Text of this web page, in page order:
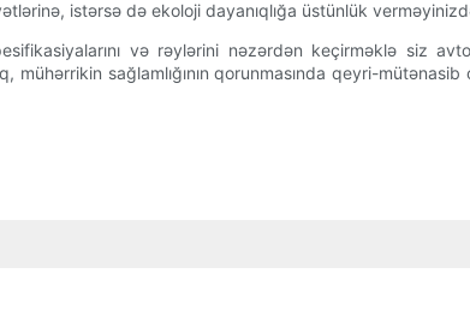
istərsə də ekoloji dayanıqlığa üstünlük
və rəylərini nəzərdən keçirməklə siz
mühərrikin sağlamlığının qorunmasında qeyri-